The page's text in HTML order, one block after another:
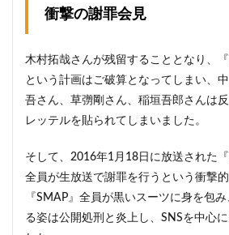
衝撃の謝罪会見
木村拓哉さんが残留することとなり、
という計画はご破算となってしまい、
吾さん、草彅剛さん、稲垣吾郎さんは
レッテルを貼られてしまいました。
そして、2016年1月18日に放送された『
全員が生放送で謝罪を行うという衝撃
『SMAP』全員が黒いスーツに身を包
る姿は公開処刑と炎上し、SNSを中心